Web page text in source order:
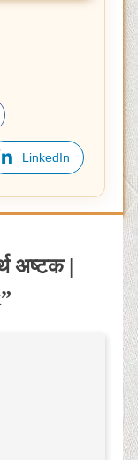
LinkedIn
अष्टक |
”